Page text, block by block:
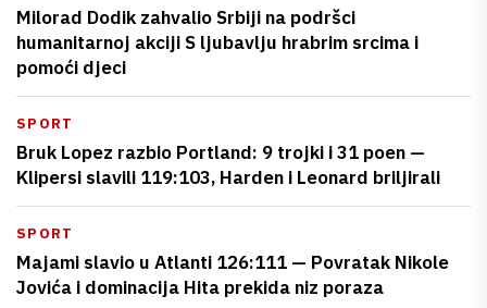
Milorad Dodik zahvalio Srbiji na podršci
humanitarnoj akciji S ljubavlju hrabrim srcima i
pomoći djeci
SPORT
Bruk Lopez razbio Portland: 9 trojki i 31 poen —
Klipersi slavili 119:103, Harden i Leonard briljirali
SPORT
Majami slavio u Atlanti 126:111 — Povratak Nikole
Jovića i dominacija Hita prekida niz poraza